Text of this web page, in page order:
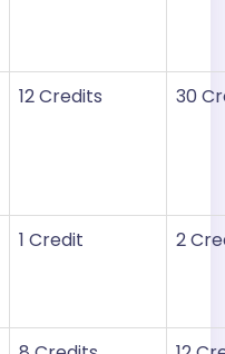
12 Credits 30
1 Credit 2